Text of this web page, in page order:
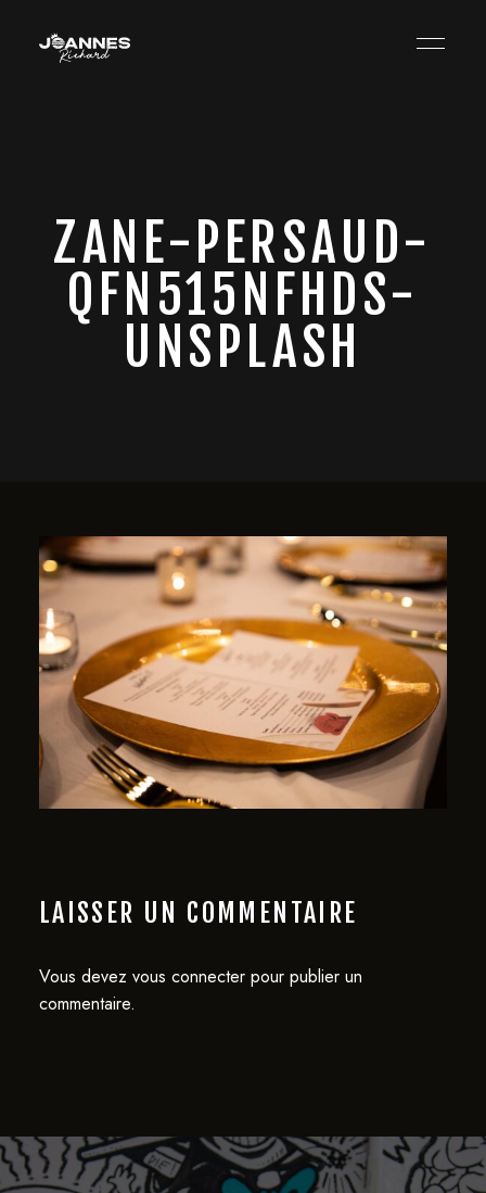
ZANE-PERSAUD-
QFN515NFHDS-
UNSPLASH
LAISSER UN COMMENTAIRE
Vous devez vous connecterpour publier un
commentaire.